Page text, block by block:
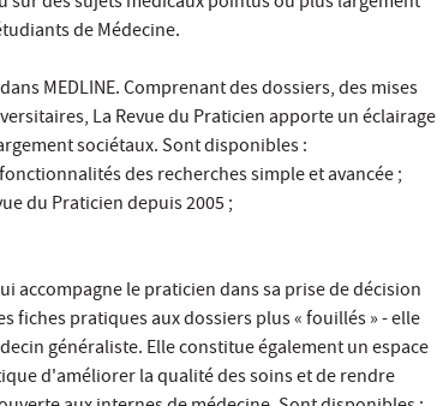
de Médecine.
MEDLINE. Comprenant des dossiers, des mises
La Revue du Praticien apporte un éclairage
sociétaux. Sont disponibles :
des recherches simple et avancée ;
du Praticien depuis 2005 ;
accompagne le praticien dans sa prise de décision
pratiques aux dossiers plus « fouillés » - elle
généraliste. Elle constitue également un espace
d'améliorer la qualité des soins et de rendre